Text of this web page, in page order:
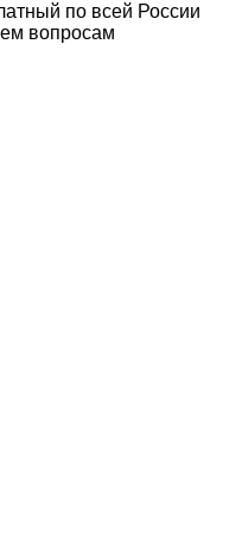
по всей России
вопросам